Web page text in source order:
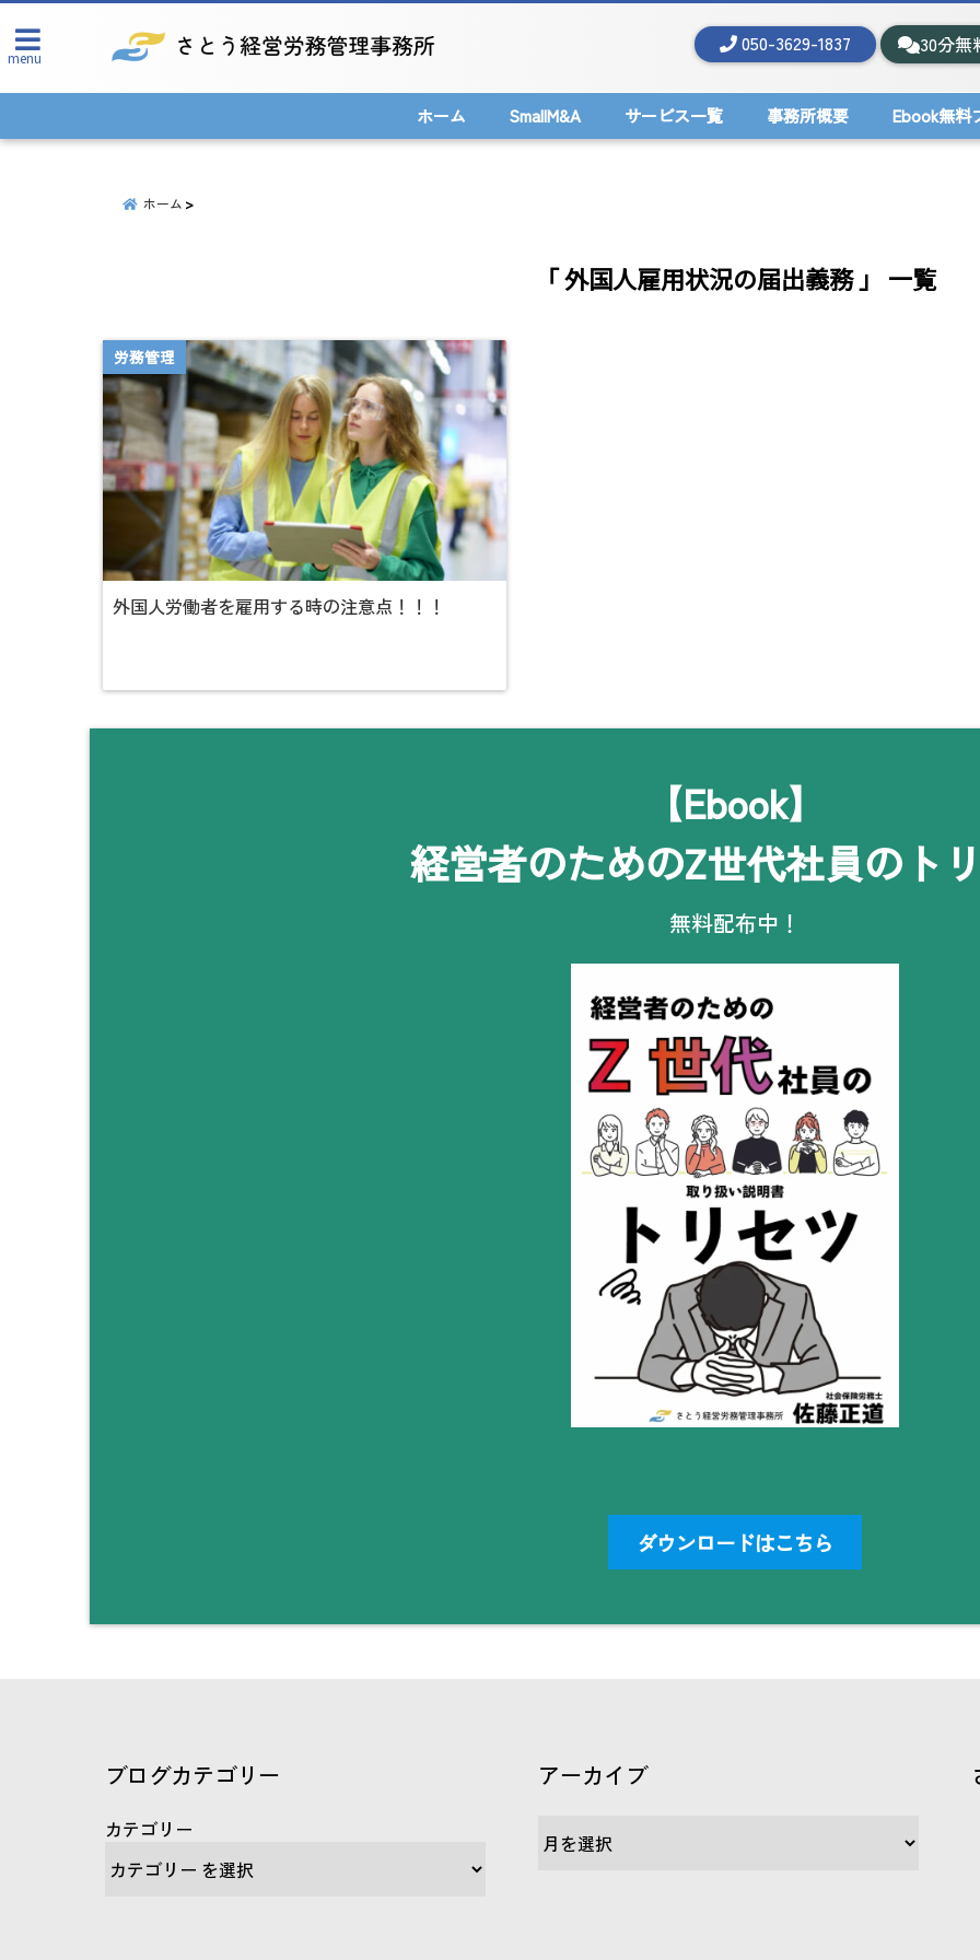
menu
30分無
050-3629-1837
ホーム SmallM&A サービス一覧 事務所概要 Ebook無料
ホーム
「 外国人雇用状況の届出義務 」 一覧
労務管理
外国人労働者を雇用する時の注意点！！！
【Ebook】
経営者のためのZ世代社員のト
無料配布中！
ダウンロードはこちら
ブログカテゴリー
カテゴリー
アーカイブ
ー